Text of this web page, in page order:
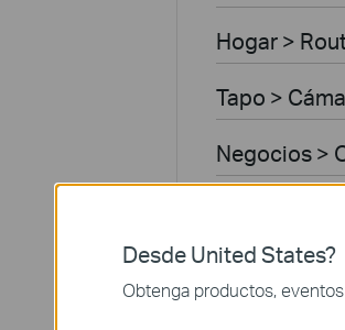
Hogar >
Tapo >
Negocios >
Negocios >
Desde United States?
Obtenga productos,